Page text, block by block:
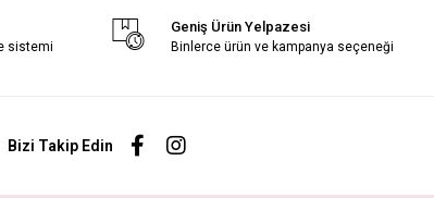
sistemi
Geniş Ürün Yelpazesi
Binlerce ürün ve kampanya seçeneği
Bizi Takip Edin